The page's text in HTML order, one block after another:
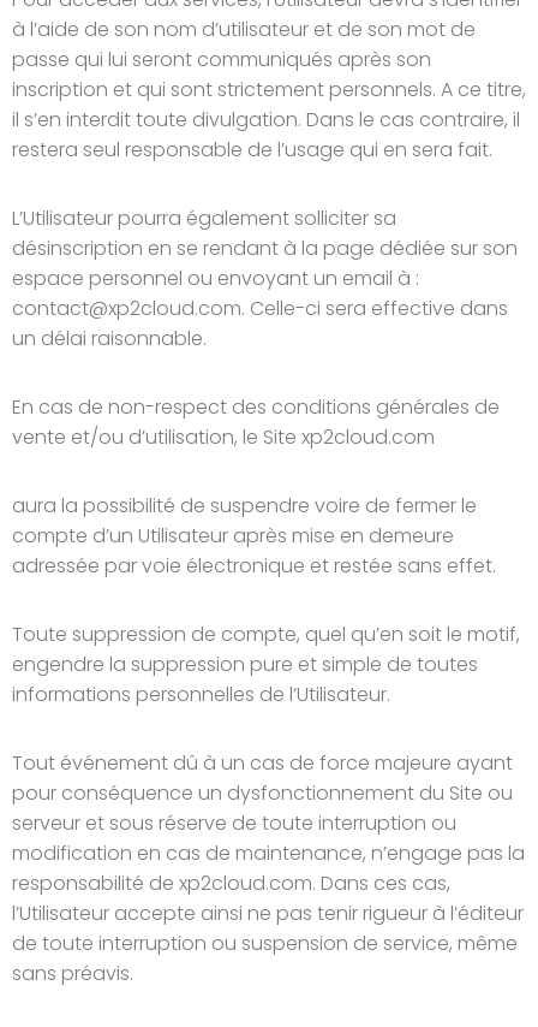
à l’aide de son nom d’utilisateur et de son mot de
passe qui lui seront communiqués après son
inscription et qui sont strictement personnels. A ce titre,
il s’en interdit toute divulgation. Dans le cas contraire, il
restera seul responsable de l’usage qui en sera fait.
L’Utilisateur pourra également solliciter sa
désinscription en se rendant à la page dédiée sur son
espace personnel ou envoyant un email à :
contact@xp2cloud.com. Celle-ci sera effective dans
un délai raisonnable.
En cas de non-respect des conditions générales de
vente et/ou d’utilisation, le Site xp2cloud.com
aura la possibilité de suspendre voire de fermer le
compte d’un Utilisateur après mise en demeure
adressée par voie électronique et restée sans effet.
Toute suppression de compte, quel qu’en soit le motif,
engendre la suppression pure et simple de toutes
informations personnelles de l’Utilisateur.
Tout événement dû à un cas de force majeure ayant
pour conséquence un dysfonctionnement du Site ou
serveur et sous réserve de toute interruption ou
modification en cas de maintenance, n’engage pas la
responsabilité de xp2cloud.com. Dans ces cas,
l’Utilisateur accepte ainsi ne pas tenir rigueur à l’éditeur
de toute interruption ou suspension de service, même
sans préavis.